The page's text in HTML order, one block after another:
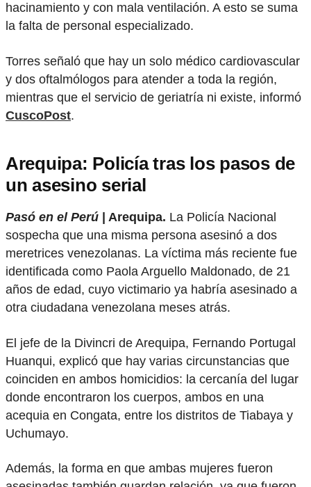
hacinamiento y con mala ventilación. A esto se suma
la falta de personal especializado.
Torres señaló que hay un solo médico cardiovascular
y dos oftalmólogos para atender a toda la región,
mientras que el servicio de geriatría ni existe, informó
CuscoPost.
Arequipa: Policía tras los pasos de
un asesino serial
Pasó en el Perú | Arequipa. La Policía Nacional
sospecha que una misma persona asesinó a dos
meretrices venezolanas. La víctima más reciente fue
identificada como Paola Arguello Maldonado, de 21
años de edad, cuyo victimario ya habría asesinado a
otra ciudadana venezolana meses atrás.
El jefe de la Divincri de Arequipa, Fernando Portugal
Huanqui, explicó que hay varias circunstancias que
coinciden en ambos homicidios: la cercanía del lugar
donde encontraron los cuerpos, ambos en una
acequia en Congata, entre los distritos de Tiabaya y
Uchumayo.
Además, la forma en que ambas mujeres fueron